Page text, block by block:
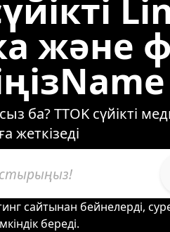
және
ба? TTOK сүйікті
жеткізеді
сайтынан бейнелерді,
береді.